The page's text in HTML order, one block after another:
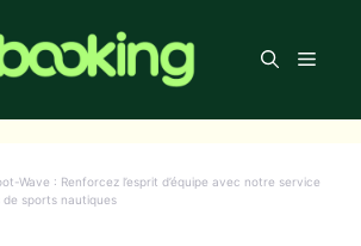
Menu
Wave : Renforcez l’esprit d’équipe avec notre service
de sports nautiques